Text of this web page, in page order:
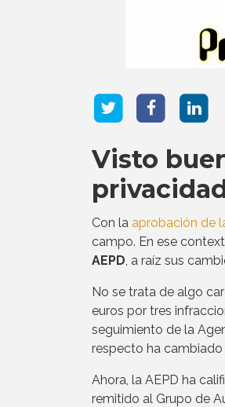
Visto
Con la aprobación de
campo. En ese
AEPD , a raíz sus
No se trata de algo
euros por tres
seguimiento de la
respecto ha
Ahora, la AEPD ha
remitido al Grupo de